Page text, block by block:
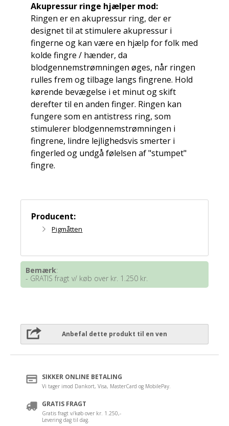
Akupressur ringe hjælper mod:
Ringen er en akupressur ring, der er
designet til at stimulere akupressur i
fingerne og kan være en hjælp for folk med
kolde fingre / hænder, da
blodgennemstrømningen øges, når ringen
rulles frem og tilbage langs fingrene. Hold
kørende bevægelse i et minut og skift
derefter til en anden finger. Ringen kan
fungere som en antistress ring, som
stimulerer blodgennemstrømningen i
fingrene, lindre lejlighedsvis smerter i
fingerled og undgå følelsen af "stumpet"
fingre.
Producent:
Pigmåtten
Bemærk:
- GRATIS fragt v/ køb over kr. 1.250 kr.
Anbefal dette produkt til en ven
SIKKER ONLINE BETALING
Vi tager imod Dankort, Visa, MasterCard og MobilePay.
GRATIS FRAGT
Gratis fragt v/køb over kr. 1.250,-
Levering dag til dag.